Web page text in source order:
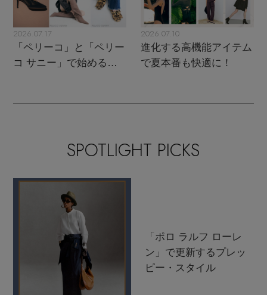
2026.07.17
「ペリーコ」と「ペリー
コ サニー」で始める秋
2026.07.10
進化する高機能アイテム
で夏本番も快適に！
SPOTLIGHT PICKS
「ポロ ラルフ ローレ
ン」で更新するプレッ
ピー・スタイル